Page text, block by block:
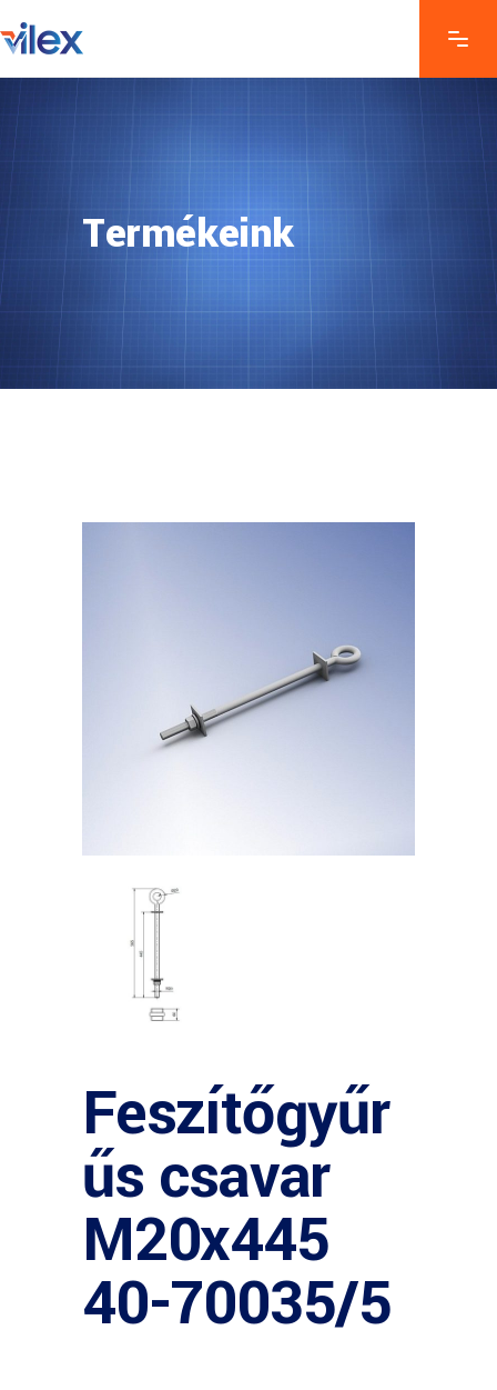
Termékeink
Feszítőgyűr
űs csavar
M20x445
40-70035/5